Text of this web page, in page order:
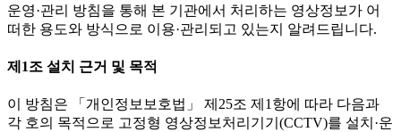
운영·관리 방침을 통해 본 기관에서 처리하는 영상정보가 어
떠한 용도와 방식으로 이용·관리되고 있는지 알려드립니다.
제1조 설치 근거 및 목적
이 방침은 「개인정보보호법」 제25조 제1항에 따라 다음과
각 호의 목적으로 고정형 영상정보처리기기(CCTV)를 설치·운